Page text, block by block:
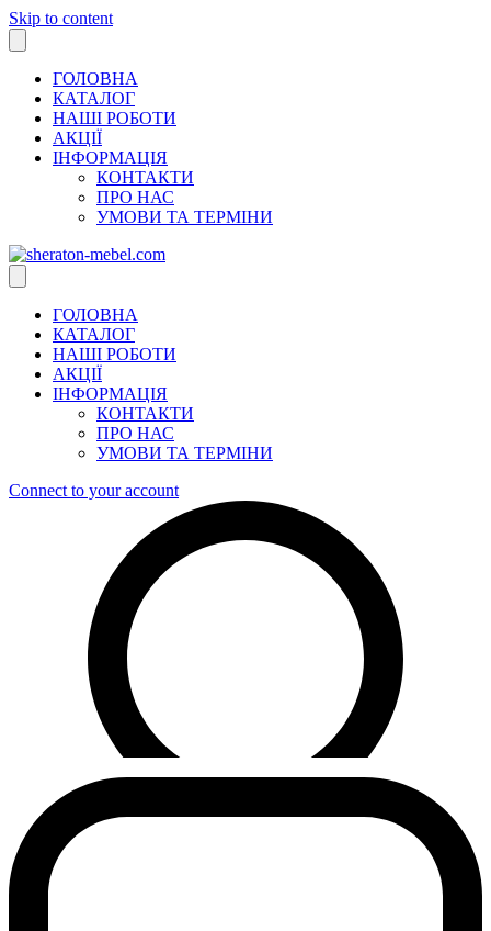
Skip to content
ГОЛОВНА
КАТАЛОГ
НАШІ РОБОТИ
АКЦІЇ
ІНФОРМАЦІЯ
КОНТАКТИ
ПРО НАС
УМОВИ ТА ТЕРМІНИ
ГОЛОВНА
КАТАЛОГ
НАШІ РОБОТИ
АКЦІЇ
ІНФОРМАЦІЯ
КОНТАКТИ
ПРО НАС
УМОВИ ТА ТЕРМІНИ
Connect to your account